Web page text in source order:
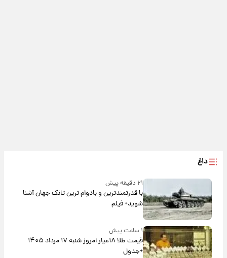
داغ
۲۱ دقیقه پیش
با قدرتمندترین و بادوام ترین تانک جهان آشنا
شوید+ فیلم
۱ ساعت پیش
قیمت طلا ۱۸عیار امروز شنبه ۱۷ مرداد ۱۴۰۵
+جدول